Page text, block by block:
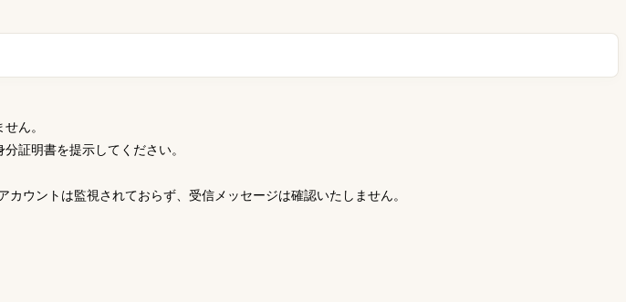
ん。
証明書を提示してください。
ウントは監視されておらず、受信メッセージは確認いたしません。